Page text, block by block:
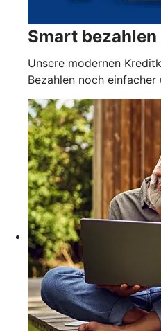
Smart bezahlen
Unsere modernen
Bezahlen noch einfacher